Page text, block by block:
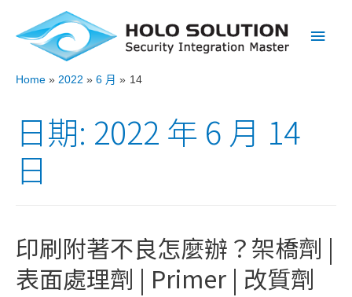
Main
Home 2022 6 月 14
日期: 2022 年 6 月 14
日
印刷附著不良怎麼辦？架橋劑 |
表面處理劑 | Primer | 改質劑